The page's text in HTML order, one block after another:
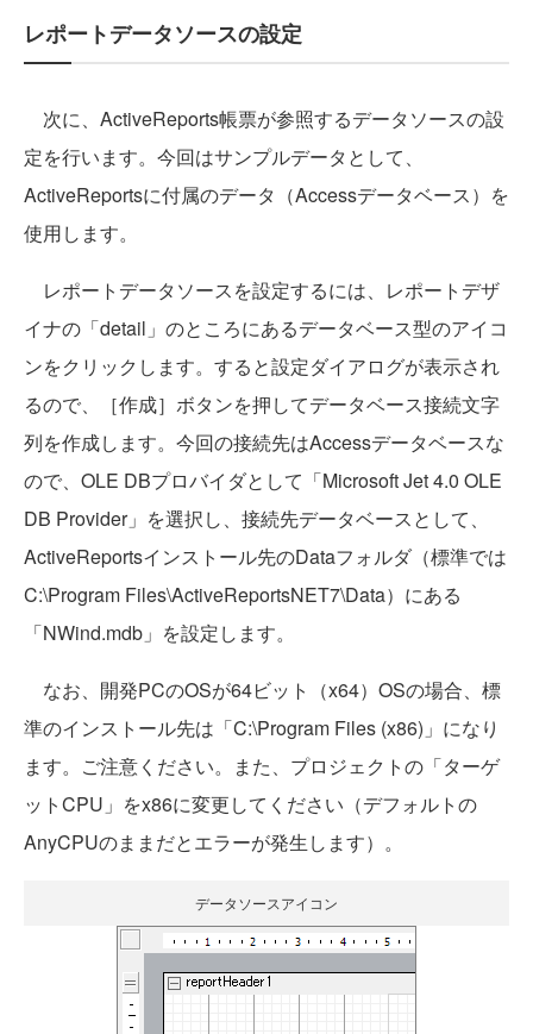
レポートデータソースの設定
次に、ActiveReports帳票が参照するデータソースの設
定を行います。今回はサンプルデータとして、
ActiveReportsに付属のデータ（Accessデータベース）を
使用します。
レポートデータソースを設定するには、レポートデザ
イナの「detail」のところにあるデータベース型のアイコ
ンをクリックします。すると設定ダイアログが表示され
るので、［作成］ボタンを押してデータベース接続文字
列を作成します。今回の接続先はAccessデータベースな
ので、OLE DBプロバイダとして「Microsoft Jet 4.0 OLE
DB Provider」を選択し、接続先データベースとして、
ActiveReportsインストール先のDataフォルダ（標準では
C:\Program Files\ActiveReportsNET7\Data）にある
「NWind.mdb」を設定します。
なお、開発PCのOSが64ビット（x64）OSの場合、標
準のインストール先は「C:\Program Files (x86)」になり
ます。ご注意ください。また、プロジェクトの「ターゲ
ットCPU」をx86に変更してください（デフォルトの
AnyCPUのままだとエラーが発生します）。
データソースアイコン